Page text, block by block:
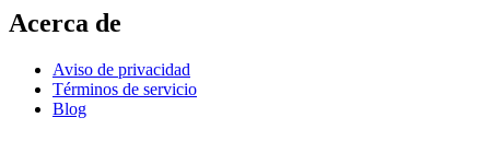
Acerca de
Aviso de privacidad
Términos de servicio
Blog